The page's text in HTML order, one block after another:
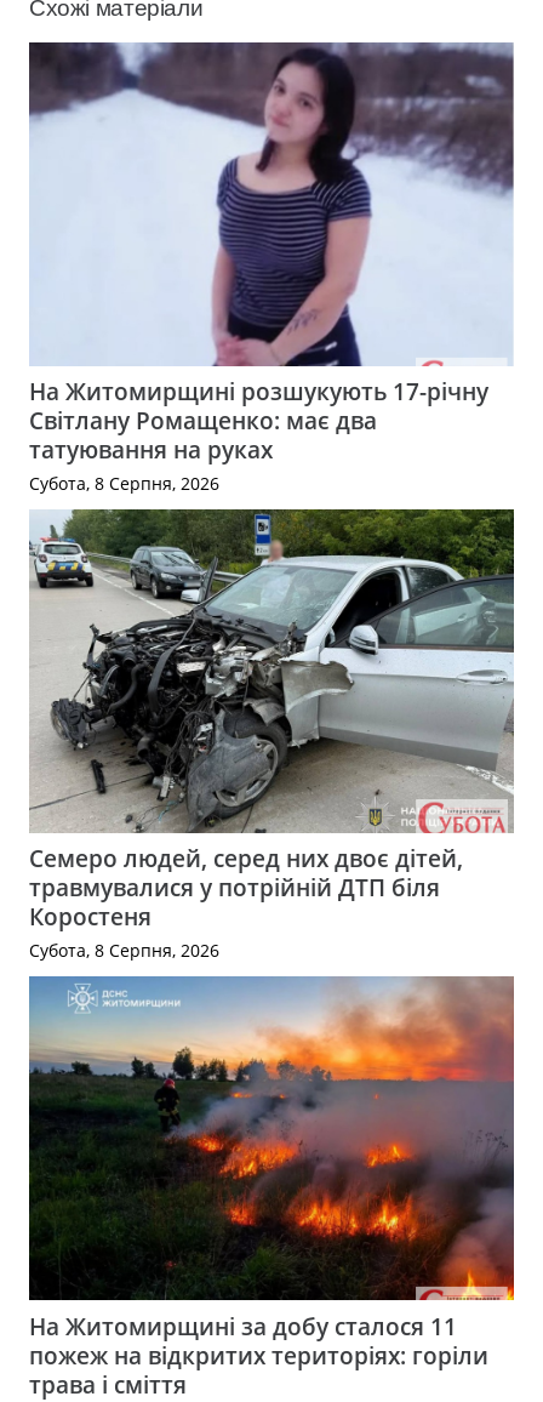
Схожі матеріали
На Житомирщині розшукують 17-річну
Світлану Ромащенко: має два
татуювання на руках
Субота, 8 Серпня, 2026
Семеро людей, серед них двоє дітей,
травмувалися у потрійній ДТП біля
Коростеня
Субота, 8 Серпня, 2026
На Житомирщині за добу сталося 11
пожеж на відкритих територіях: горіли
трава і сміття